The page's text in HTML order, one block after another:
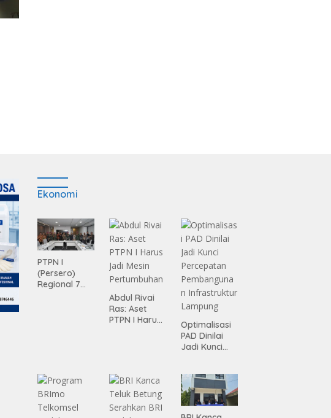
Ekonomi
PTPN I
(Persero)
Regional 7
Abdul Rivai
Ras: Aset
PTPN I Harus
Optimalisasi
PAD Dinilai
Jadi Kunci
n
Infrastruktur
Lampung